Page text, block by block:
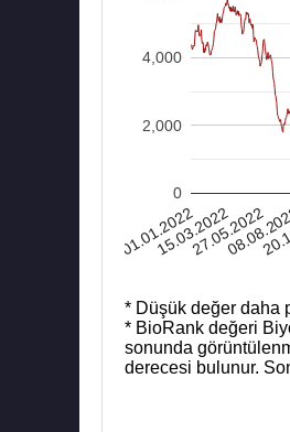
01.01.2022
15.03.2022
27.05.2022
0
2,000
4,000
* Düşük değer daha
* BioRank değeri
sonunda
derecesi bulunur.